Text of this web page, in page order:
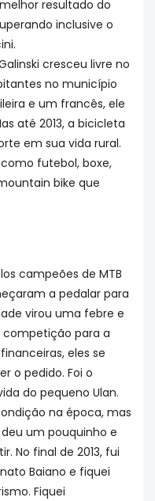
resultado do
inclusive o
cresceu livre no
no município
e um francês, ele
até 2013, a bicicleta
em sua vida rural.
futebol, boxe,
bike que
campeões de MTB
a pedalar para
virou uma febre e
para a
eles se
o pedido. Foi o
do pequeno Ulan.
na época, mas
um pouquinho e
No final de 2013, fui
Baiano e fiquei
Fiquei